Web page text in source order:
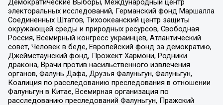
Демократические Выборы, Международный центр
электоральных исследований, Германский фонд Маршалла
Соединенных Штатов, Тихоокеанский центр защиты
окружающей среды и природных ресурсов, Свободная
Россия, Всемирный конгресс украинцев, Атлантический
совет, Человек в беде, Европейский фонд за демократию,
Джеймстаунский фонд, Прожект Хармони, Родники
дракона, Врачи против насильственного извлечения
органов, Фалунь Дафа, Друзья Фалуньгун, Фалуньгун,
Коалиция по расследованию преследования в отношении
Фалуньгун в Китае, Всемирная организация по
расследованию преследований Фалуньгун, Пражский